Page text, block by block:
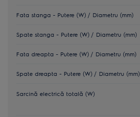
Fata stanga - Putere (W) / Diametru (mm)
Spate stanga - Putere (W) / Diametru (mm)
Fata dreapta - Putere (W) / Diametru (mm)
Spate dreapta - Putere (W) / Diametru (mm)
Sarcină electrică totală (W)